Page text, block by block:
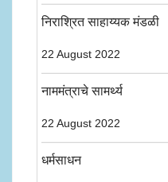
निराश्रित साहाय्यक मंडळी
22 August 2022
नाममंत्राचे सामर्थ्य
22 August 2022
धर्मसाधन